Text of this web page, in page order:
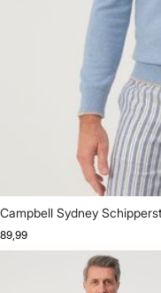
Campbell Sydney
89,99